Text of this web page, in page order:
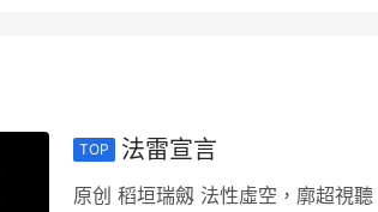
TOP 法雷宣言
原创 稻垣瑞劔 法性虛空，廓超視